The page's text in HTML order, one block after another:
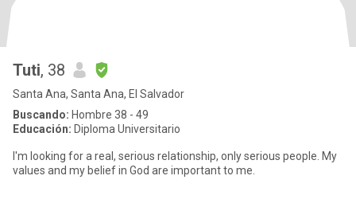
Tuti, 38
Santa Ana, Santa Ana, El Salvador
Buscando: Hombre 38 - 49
Educación: Diploma Universitario
I'm looking for a real, serious relationship, only serious people. My
values and my belief in God are important to me.